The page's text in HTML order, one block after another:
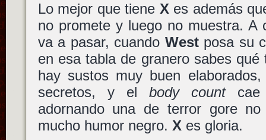
Lo mejor que tiene X es además
no promete y luego no muestra. A
va a pasar, cuando Westposa su
en esa tabla de granero sabes
hay sustos muy buen
secretos, y el body countcae
adornando una de terror gore
mucho humor negro. X es gloria.